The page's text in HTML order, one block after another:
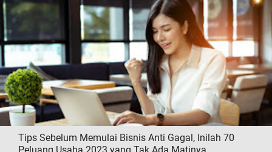
Tips Sebelum Memulai Bisnis Anti Gagal, Inilah 70